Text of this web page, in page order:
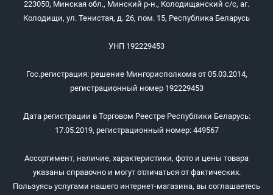
223050, Минская обл., Минский р-н., Колодищанский с/с, аг.
Колодищи, ул. Тенистая, д. 26, пом. 15, Республика Беларусь
УНП 192229453
Гос.регистрация: решение Мингорисполкома от 05.03.2014,
регистрационный номер 192229453
Дата регистрации в Торговом Реестре Республики Беларусь:
17.05.2019, регистрационный номер: 449567
Ассортимент, наличие, характеристики, фото и цены товара
указаны справочно и могут отличаться от фактических.
Пользуясь услугами нашего интернет-магазина, вы соглашаетесь